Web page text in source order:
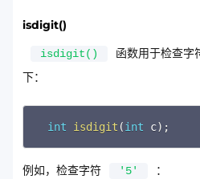
isdigit()
isdigit()
函数用于检查字
下：
int isdigit (int c) ;
例如，检查字符 '5' ：